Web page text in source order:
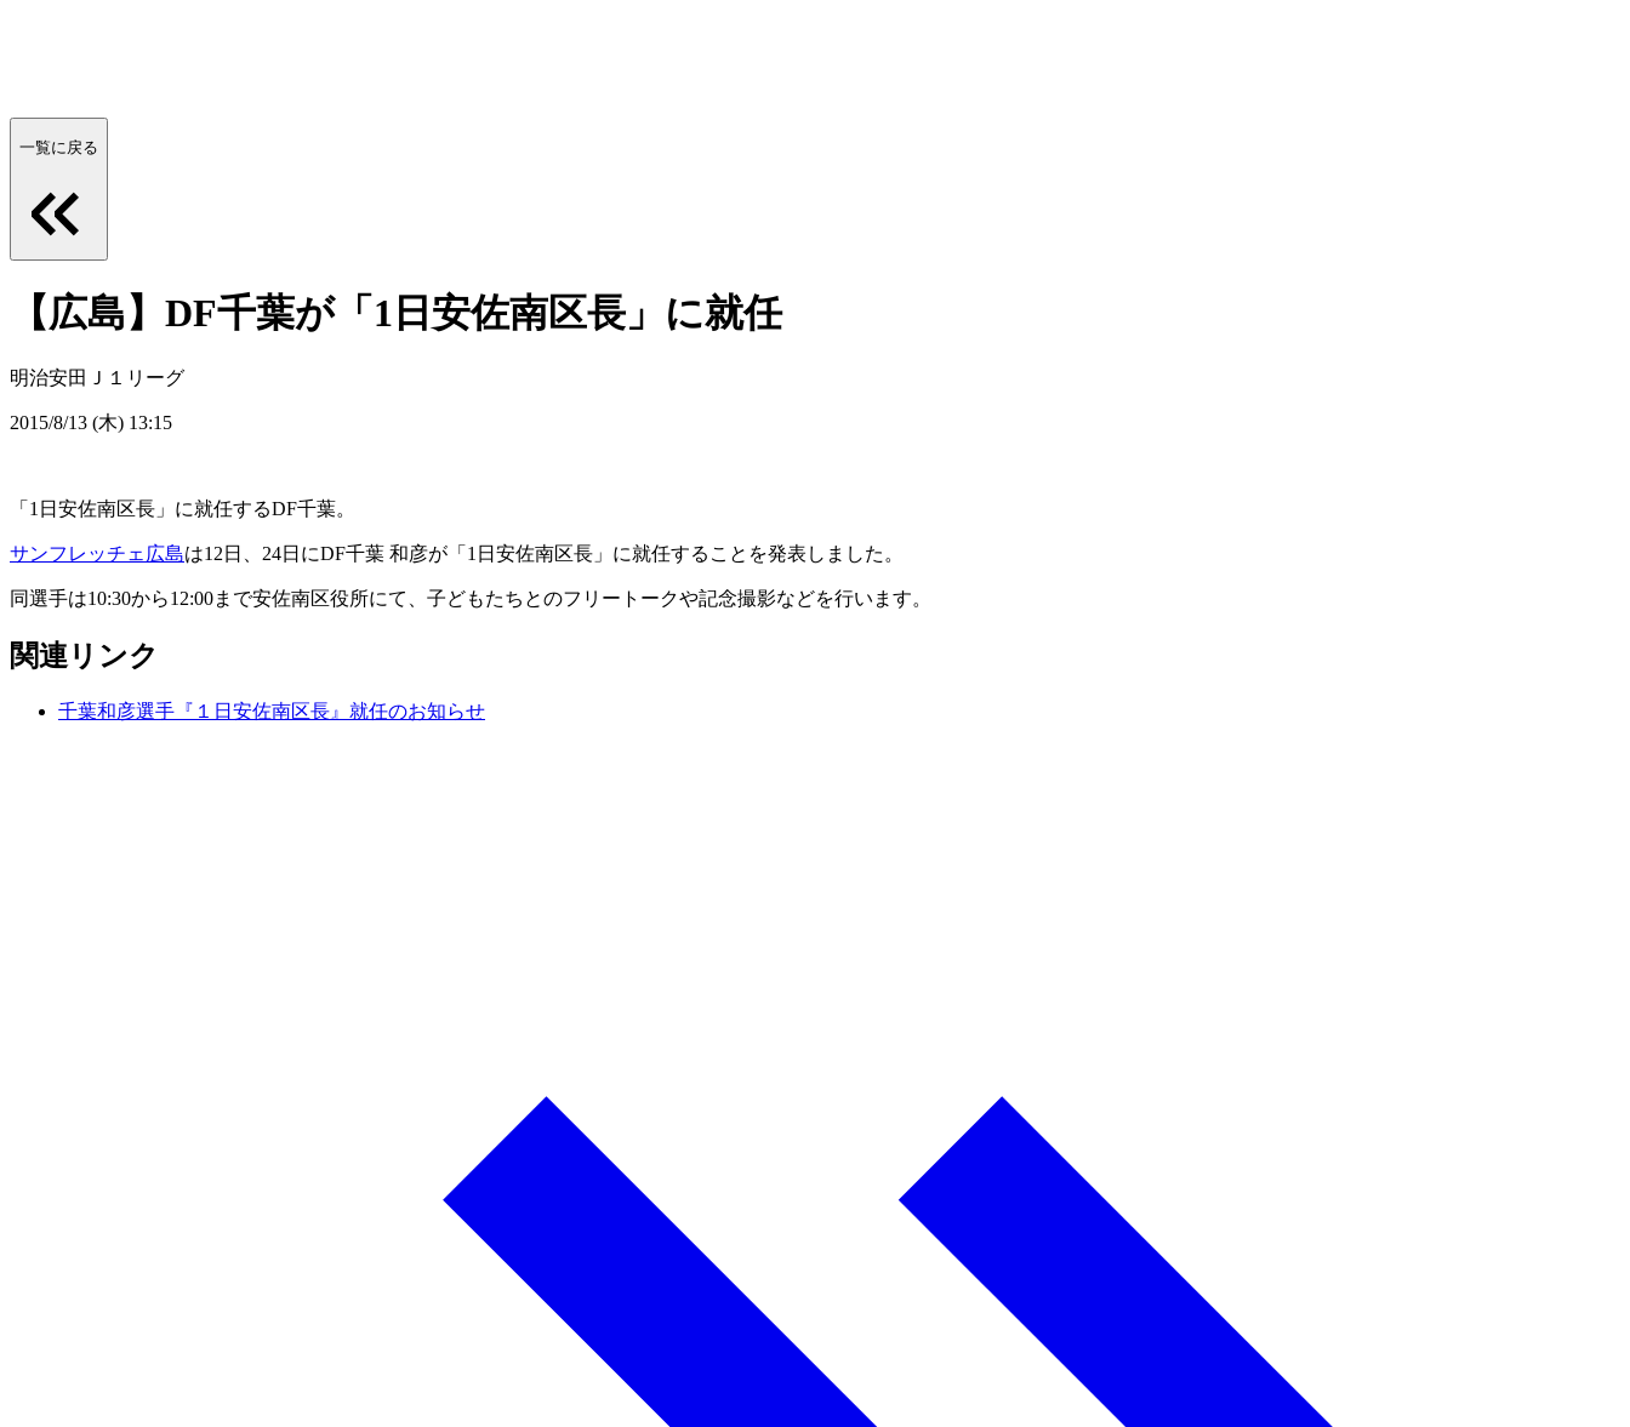
一覧に戻る
【広島】DF千葉が「1日安佐南区長」に就任
明治安田Ｊ１リーグ
2015/8/13 (木) 13:15
「1日安佐南区長」に就任するDF千葉。
サンフレッチェ広島は12日、24日にDF千葉 和彦が「1日安佐南区長」に就任することを発表しました。
同選手は10:30から12:00まで安佐南区役所にて、子どもたちとのフリートークや記念撮影などを行います。
関連リンク
千葉和彦選手『１日安佐南区長』就任のお知らせ